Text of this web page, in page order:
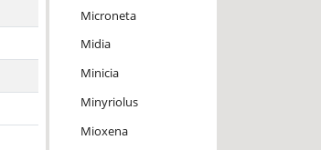
Microneta
Midia
Minicia
Minyriolus
Mioxena